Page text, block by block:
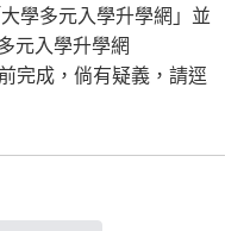
學多元入學升學網」並
元入學升學網
完成，倘有疑義，請逕